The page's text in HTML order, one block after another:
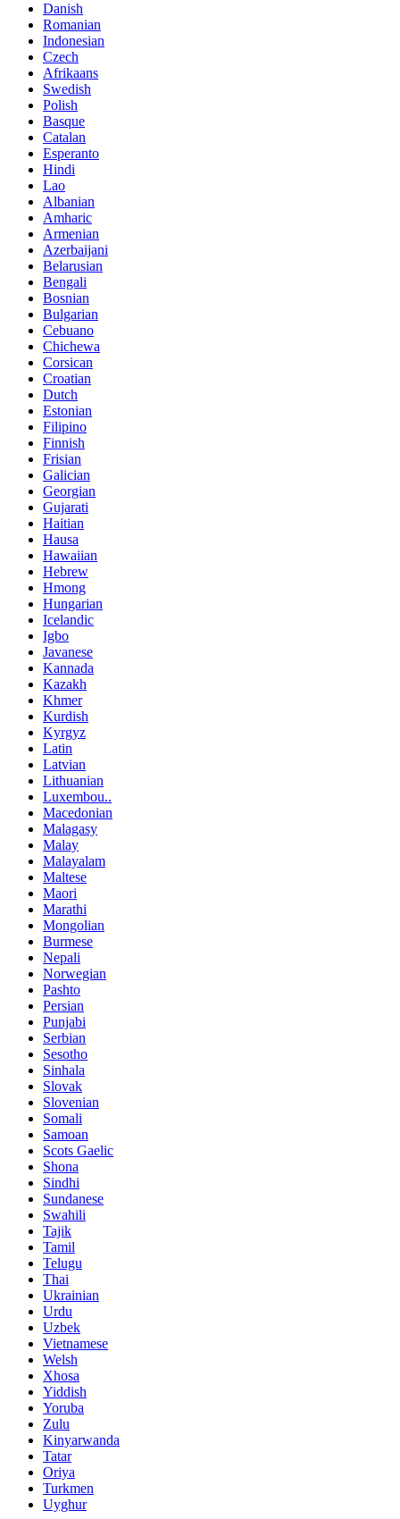
Danish
Romanian
Indonesian
Czech
Afrikaans
Swedish
Polish
Basque
Catalan
Esperanto
Hindi
Lao
Albanian
Amharic
Armenian
Azerbaijani
Belarusian
Bengali
Bosnian
Bulgarian
Cebuano
Chichewa
Corsican
Croatian
Dutch
Estonian
Filipino
Finnish
Frisian
Galician
Georgian
Gujarati
Haitian
Hausa
Hawaiian
Hebrew
Hmong
Hungarian
Icelandic
Igbo
Javanese
Kannada
Kazakh
Khmer
Kurdish
Kyrgyz
Latin
Latvian
Lithuanian
Luxembou..
Macedonian
Malagasy
Malay
Malayalam
Maltese
Maori
Marathi
Mongolian
Burmese
Nepali
Norwegian
Pashto
Persian
Punjabi
Serbian
Sesotho
Sinhala
Slovak
Slovenian
Somali
Samoan
Scots Gaelic
Shona
Sindhi
Sundanese
Swahili
Tajik
Tamil
Telugu
Thai
Ukrainian
Urdu
Uzbek
Vietnamese
Welsh
Xhosa
Yiddish
Yoruba
Zulu
Kinyarwanda
Tatar
Oriya
Turkmen
Uyghur